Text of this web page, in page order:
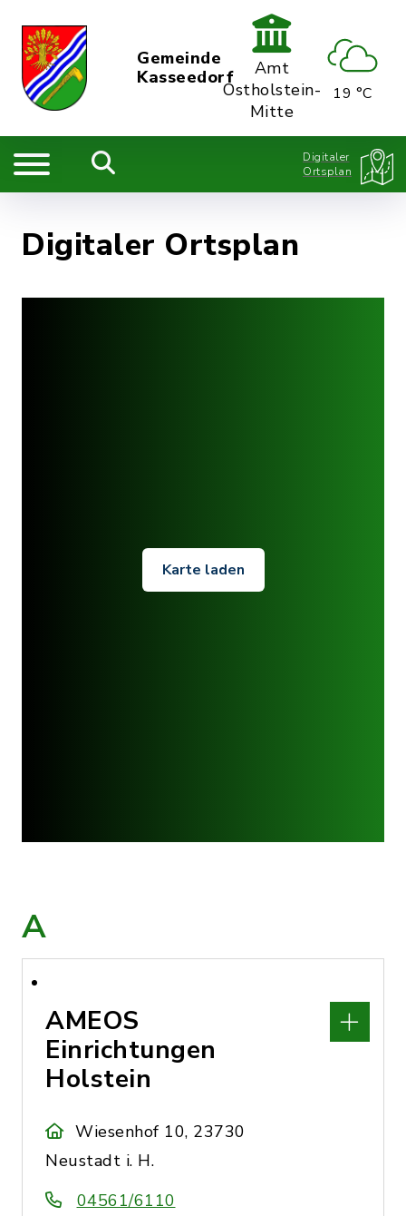
Gemeinde
Kasseedorf
Amt
Ostholstein-
Mitte
19 °C
Digitaler
Ortsplan
Digitaler Ortsplan
Karte laden
A
AMEOS
Einrichtungen
Holstein
Wiesenhof 10, 23730
Neustadt i. H.
04561/6110